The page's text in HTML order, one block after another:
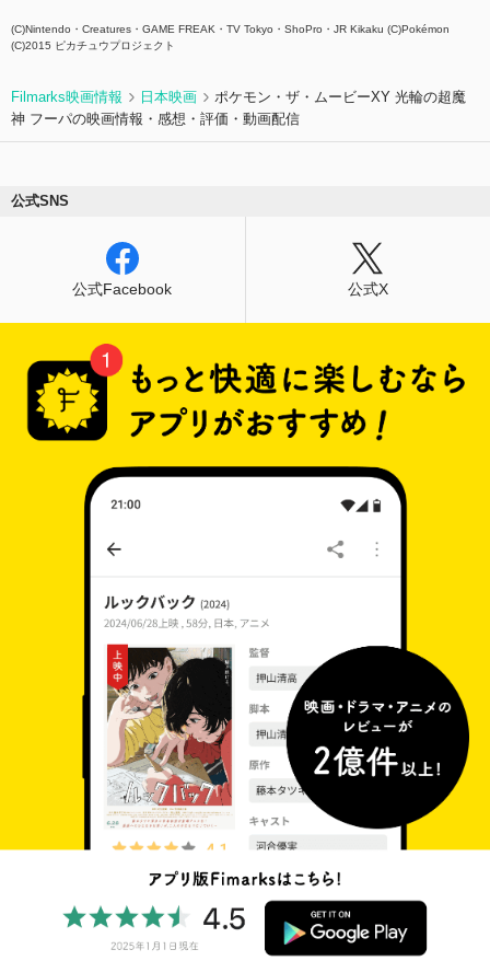
(C)Nintendo・Creatures・GAME FREAK・TV Tokyo・ShoPro・JR Kikaku (C)Pokémon
(C)2015 ピカチュウプロジェクト
Filmarks映画情報 日本映画
ポケモン・ザ・ムービーXY 光輪の超魔
神 フーパの映画情報・感想・評価・動画配信
公式SNS
公式Facebook 公式X